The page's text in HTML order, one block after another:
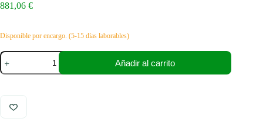
881,06 €
Disponible por encargo. (5-15 días laborables)
Votronic
Cargador
de
VBCS
45/30/350
Triple
Añadir al carrito